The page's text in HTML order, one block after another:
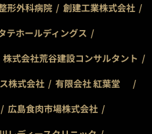
形外科病院
創建工業株式会社
テホールディングス
株式会社荒谷建設コンサルタント
株式会社
有限会社 紅葉堂
広島食肉市場株式会社